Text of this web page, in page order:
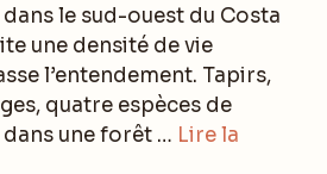
dans le sud-ouest du Costa
une densité de vie
l’entendement. Tapirs,
quatre espèces de
une forêt … Lire la